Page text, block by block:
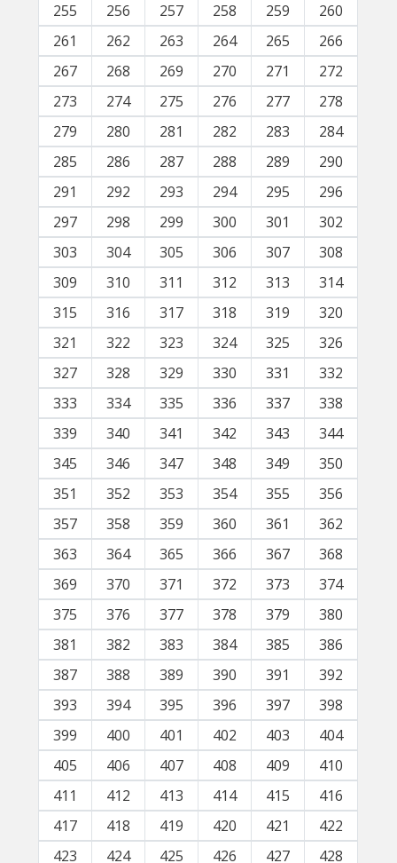
255
256 257 258 259
260
261
262 263 264 265
266
267
268 269 270 271
272
273
274 275 276 277
278
279
280 281 282 283
284
285
286 287 288 289
290
291
292 293 294 295
296
297
298 299 300 301
302
303
304 305 306 307
308
309
310 311 312 313
314
315
316 317 318 319
320
321
322 323 324 325
326
327
328 329 330 331
332
333
334 335 336 337
338
339
340 341 342 343
344
345
346 347 348 349
350
351
352 353 354 355
356
357
358 359 360 361
362
363
364 365 366 367
368
369
370 371 372 373
374
375
376 377 378 379
380
381
382 383 384 385
386
387
388 389 390 391
392
393
394 395 396 397
398
399
400 401 402 403
404
405
406 407 408 409
410
411
412 413 414 415
416
417
418 419 420 421
422
423
424 425 426 427 428